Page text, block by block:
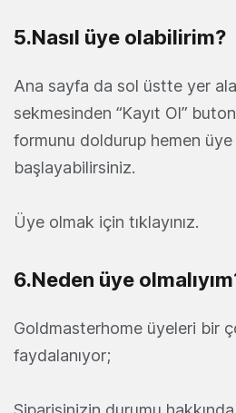
5.Nasıl üye olabilirim?
Ana sayfa da sol üstte yer
sekmesinden “Kayıt Ol”
formunu doldurup hemen üye
başlayabilirsiniz.
Üye olmak için tıklayınız.
6.Neden üye
Goldmasterhome üyeleri bir
faydalanıyor;